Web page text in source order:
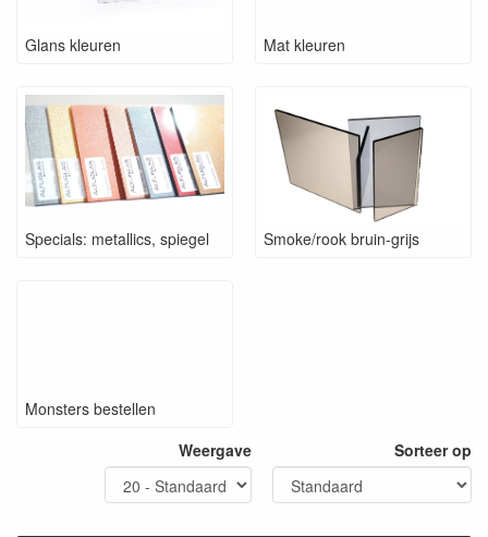
Glans kleuren Mat kleuren
Specials: metallics, spiegel Smoke/rook bruin-grijs
Monsters bestellen
Weergave
Sorteer op